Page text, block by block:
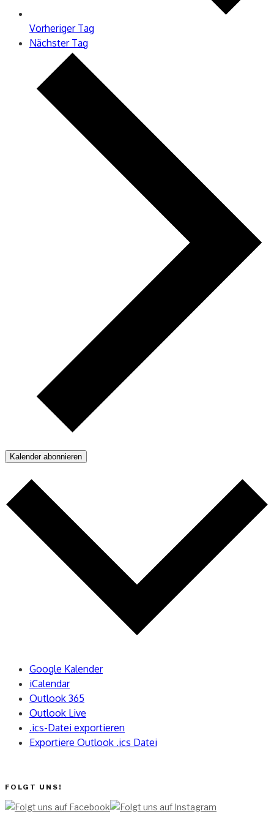
Vorheriger Tag
Nächster Tag
Kalender abonnieren
Google Kalender
iCalendar
Outlook 365
Outlook Live
.ics-Datei exportieren
Exportiere Outlook .ics Datei
FOLGT UNS!